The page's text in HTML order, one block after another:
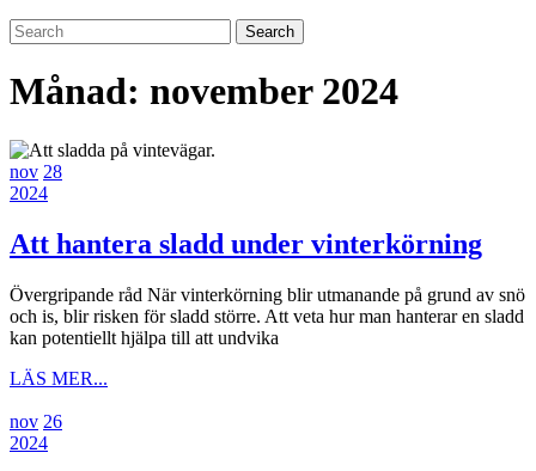
CLOSE
BUTTON
Search
for:
Månad: november 2024
nov28
november,
2828
202428
2024
Att hantera sladd under vinterkörningAtt
Övergripande råd När vinterkörning blir utmanande på grund av snö
och is, blir risken för sladd större. Att veta hur man hanterar en sladd
kan potentiellt hjälpa till att undvika
LÄS MER...
nov26
november,
2626
202426